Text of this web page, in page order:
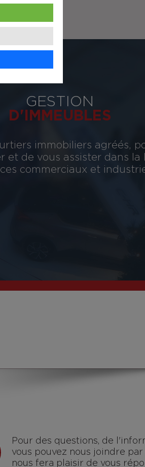
GESTION
D'IMMEUBLES
immobiliers agréés,
et de vous assister dans la
commerciaux et
Pour des questions, de
vous pouvez nous joindre
nous fera plaisir de vous